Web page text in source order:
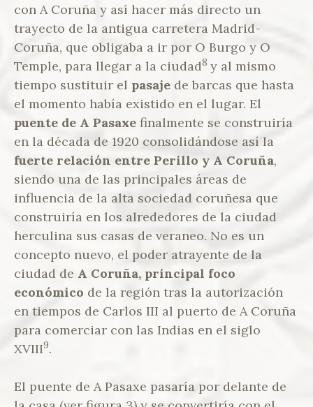
con A Coruña y así hacer más directo un
trayecto de la antigua carretera Madrid-
Coruña, que obligaba a ir por O Burgo y O
Temple, para llegar a la ciudad8 y al mismo
tiempo sustituir el pasaje de barcas que hasta
el momento había existido en el lugar. El
puente de A Pasaxe finalmente se construiría
en la década de 1920 consolidándose así la
fuerte relación entre Perillo y A Coruña,
siendo una de las principales áreas de
influencia de la alta sociedad coruñesa que
construiría en los alrededores de la ciudad
herculina sus casas de veraneo. No es un
concepto nuevo, el poder atrayente de la
ciudad de A Coruña, principal foco
económico de la región tras la autorización
en tiempos de Carlos III al puerto de A Coruña
para comerciar con las Indias en el siglo
XVIII9.
El puente de A Pasaxe pasaría por delante de